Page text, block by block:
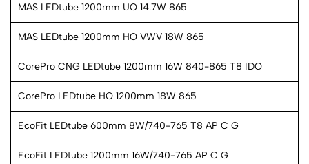
MAS LEDtube 1200mm UO 14.7W 865
MAS LEDtube 1200mm HO VWV 18W 865
CorePro CNG LEDtube 1200mm 16W 840-865 T8 IDO
CorePro LEDtube HO 1200mm 18W 865
EcoFit LEDtube 600mm 8W/740-765 T8 AP C G
EcoFit LEDtube 1200mm 16W/740-765 AP C G